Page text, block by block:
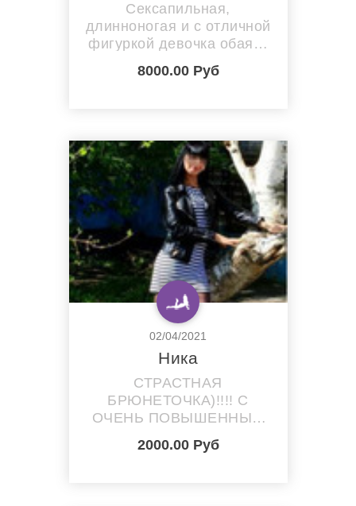
Сексапильная,
длинноногая и с отличной
фигуркой девочка обаяет
вниманием и запахом
секса и утопит в
8000.00 Руб
02/04/2021
Ника
СТРАСТНАЯ
БРЮНЕТОЧКА)!!!! С
ОЧЕНЬ ПОВЫШЕННЫМ
ЛИБИДО!!!!! ОЧЕНЬ
ЛЮБЛЮ РАЗВРАТНЫЙ
2000.00 Руб